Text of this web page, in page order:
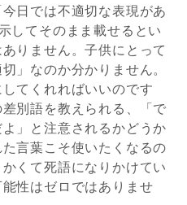
日では不適切な表現があ
してそのまま載せるとい
りません。子供にとって
」なのか分かりません。
てくれればいいのです
別語を教えられる、「で
」と注意されるかどうか
言葉こそ使いたくなるの
くて死語になりかけてい
性はゼロではありませ